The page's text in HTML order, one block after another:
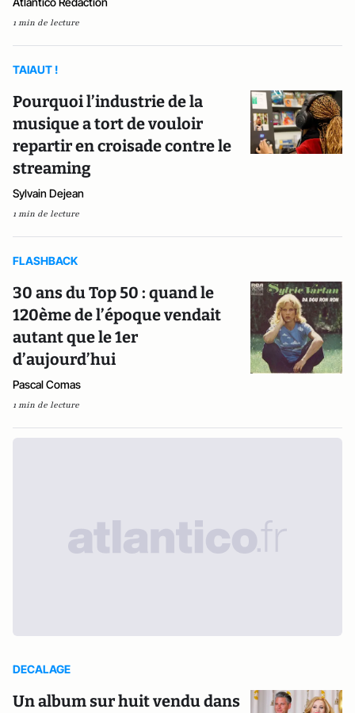
1 min de lecture
TAIAUT !
Pourquoi l’industrie de la
musique a tort de vouloir
repartir en croisade contre le
streaming
Sylvain Dejean
1 min de lecture
FLASHBACK
30 ans du Top 50 : quand le
120ème de l’époque vendait
autant que le 1er
d’aujourd’hui
Pascal Comas
1 min de lecture
DECALAGE
Un album sur huit vendu dans